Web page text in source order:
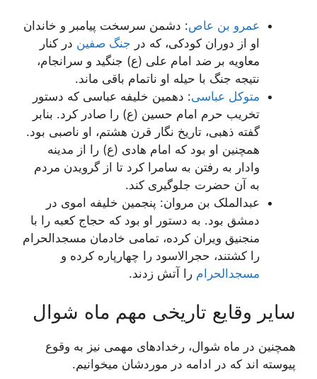
عمرو بن عاص: دشمن سرسخت پیامبر و خاندان
او از دوران کودکی، که در جنگ صفین در کنار
معاویه بر ضد امام علی (ع) جنگید و سرانجام،
نتیجه جنگ با حیله او ناتمام باقی ماند.
متوکل عباسی: دهمین خلیفه عباسی که دستور
تخریب حرم امام حسین (ع) را صادر کرد. بنابر
گفته ذهبی، تاریخ نگار قرن هشتم، او ناصبی بود.
همچنین او بود که امام هادی (ع) را از مدینه
وادار به رفتن به سامرا کرد تا از گرویدن مردم
به آن حضرت جلوگیری کند.
عبدالملک بن مروان: پنجمین خلیفه اموی در
دمشق بود. به دستور او بود که حجاج کعبه را با
منجنیق ویران کرده، تمامی خادمان مسجدالحرام
را کشتند، حجرالاسود را چهارپاره کرده و
مسجدالحرام را آتش زدند.
سایر وقایع تاریخی مهم ماه شوال
همچنین در ماه شوال، رخدادهای مهمی نیز به وقوع
پیوسته اند که در ادامه در موردشان میخوانیم.